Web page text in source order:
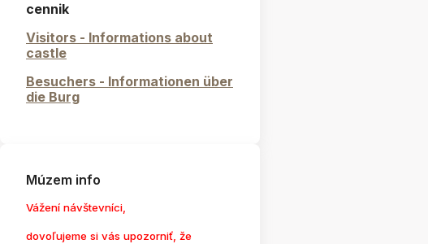
cennik
Visitors - Informations about
castle
Besuchers - Informationen über
die Burg
Múzem info
Vážení návštevníci,
dovoľujeme si vás upozorniť, že